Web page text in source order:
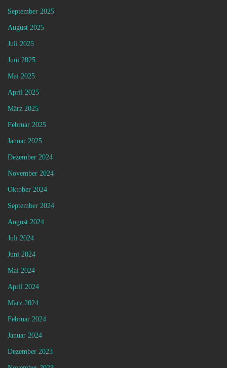
September 2025
August 2025
Juli 2025
Juni 2025
Mai 2025
April 2025
März 2025
Februar 2025
Januar 2025
Dezember 2024
November 2024
Oktober 2024
September 2024
August 2024
Juli 2024
Juni 2024
Mai 2024
April 2024
März 2024
Februar 2024
Januar 2024
Dezember 2023